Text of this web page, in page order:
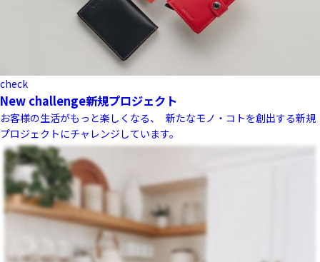
check
New challenge新規プロジェクト
お客様の生活がもっと楽しくなる、 新たなモノ・コトを創出する新規
プロジェクトにチャレンジしています。